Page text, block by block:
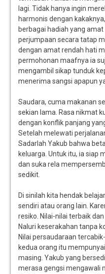
lagi. Tidak hanya ingin
harmonis dengan
berbagai hadiah yang
perjumpaan secara tatap
dengan amat rendah hati
permohonan maafnya ia
mengambil sikap tunduk
menerima sangsi apapun
Saudara, cuma makanan
sekian lama. Rasa nikmat
dengan konflik panjang
Setelah melewati
Sadarlah Yakub bahwa
keluarga. Untuk itu, ia siap
dan suka rela
sedikit.
Di sinilah kita hendak
sendiri atau orang lain.
resiko. Nilai-nilai terbaik
Naluri keserakahan tanpa
Nilai persaudaraan
kedua orang itu
masing. Yakub yang
merasa gengsi mengawali